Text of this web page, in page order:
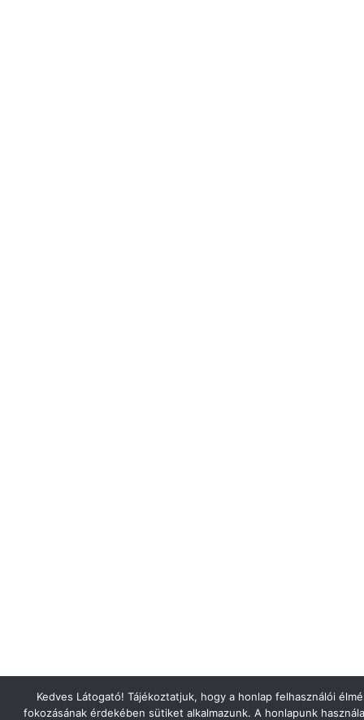
Kedves Látogató! Tájékoztatjuk, hogy a honlap felhasználói
fokozásának érdekében sütiket alkalmazunk. A honlapunk